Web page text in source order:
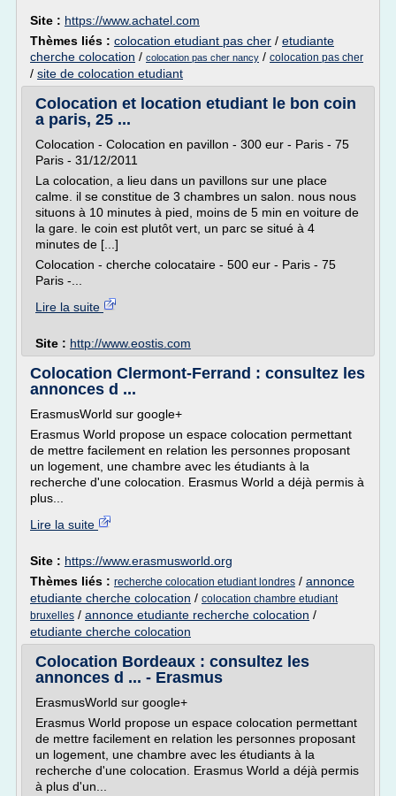
Site : https://www.achatel.com
Thèmes liés : colocation etudiant pas cher / etudiante
cherche colocation / colocation pas cher nancy / colocation pas cher
/ site de colocation etudiant
Colocation et location etudiant le bon coin
a paris, 25 ...
Colocation - Colocation en pavillon - 300 eur - Paris - 75
Paris - 31/12/2011
La colocation, a lieu dans un pavillons sur une place
calme. il se constitue de 3 chambres un salon. nous nous
situons à 10 minutes à pied, moins de 5 min en voiture de
la gare. le coin est plutôt vert, un parc se situé à 4
minutes de [...]
Colocation - cherche colocataire - 500 eur - Paris - 75
Paris -...
Lire la suite
Site : http://www.eostis.com
Colocation Clermont-Ferrand : consultez les
annonces d ...
ErasmusWorld sur google+
Erasmus World propose un espace colocation permettant
de mettre facilement en relation les personnes proposant
un logement, une chambre avec les étudiants à la
recherche d'une colocation. Erasmus World a déjà permis à
plus...
Lire la suite
Site : https://www.erasmusworld.org
Thèmes liés : recherche colocation etudiant londres / annonce
etudiante cherche colocation / colocation chambre etudiant
bruxelles / annonce etudiante recherche colocation /
etudiante cherche colocation
Colocation Bordeaux : consultez les
annonces d ... - Erasmus
ErasmusWorld sur google+
Erasmus World propose un espace colocation permettant
de mettre facilement en relation les personnes proposant
un logement, une chambre avec les étudiants à la
recherche d'une colocation. Erasmus World a déjà permis
à plus d'un...